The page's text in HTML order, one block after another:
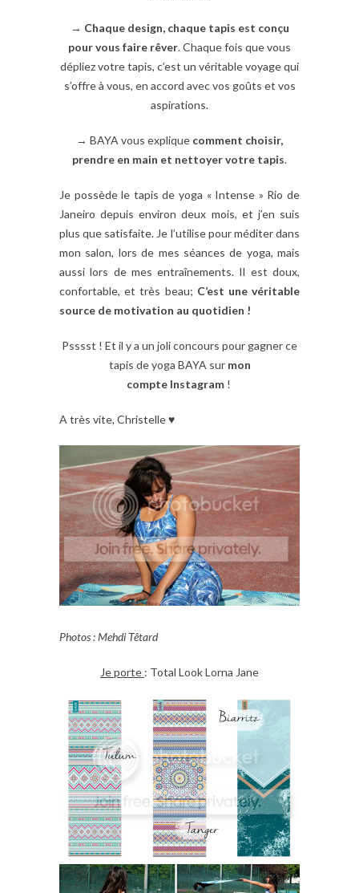
→ Chaque design, chaque tapis est conçu
pour vous faire rêver. Chaque fois que vous
dépliez votre tapis, c’est un véritable voyage qui
s’offre à vous, en accord avec vos goûts et vos
aspirations.
→ BAYA vous explique comment choisir,
prendre en main et nettoyer votre tapis.
Je possède le tapis de yoga « Intense » Rio de
Janeiro depuis environ deux mois, et j’en suis
plus que satisfaite. Je l’utilise pour méditer dans
mon salon, lors de mes séances de yoga, mais
aussi lors de mes entraînements. Il est doux,
confortable, et très beau; C’est une véritable
source de motivation au quotidien !
Psssst ! Et il y a un joliconcours pour gagner ce
tapis de yoga BAYA sur mon
compte Instagram!
A très vite, Christelle ♥
Photos : Mehdi Têtard
Je porte : Total Look Lorna Jane